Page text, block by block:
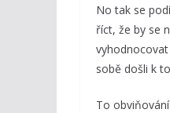
No tak se
říct, že by se
sobě došli k
To